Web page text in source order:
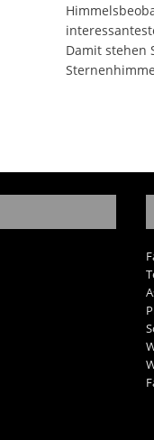
Damit stehen